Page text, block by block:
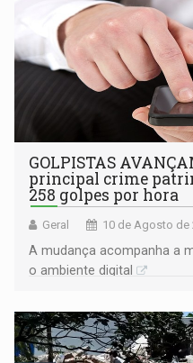
GOLPISTAS
principal crime
258 golpes por hora
Geral 10 de Agosto de
A mudança acompanha a
o ambiente digital